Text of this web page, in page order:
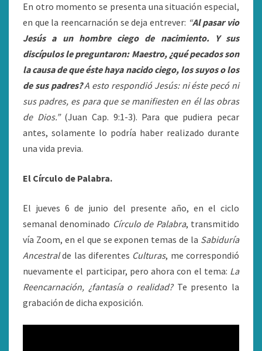
En otro momento se presenta una situación especial,
en que la reencarnación se deja entrever: “Al pasar vio
Jesús a un hombre ciego de nacimiento. Y sus
discípulos le preguntaron: Maestro, ¿qué pecados son
la causa de que éste haya nacido ciego, los suyos o los
de sus padres?A esto respondió Jesús: ni éste pecó ni
sus padres, es para que se manifiesten en él las obras
de Dios.”(Juan Cap. 9:1-3). Para que pudiera pecar
antes, solamente lo podría haber realizado durante
una vida previa.
El Círculo de Palabra.
El jueves 6 de junio del presente año, en el ciclo
semanal denominado Círculo de Palabra, transmitido
vía Zoom, en el que se exponen temas de la Sabiduría
Ancestralde las diferentes Culturas, me correspondió
nuevamente el participar, pero ahora con el tema: La
Reencarnación, ¿fantasía o realidad?Te presento la
grabación de dicha exposición.